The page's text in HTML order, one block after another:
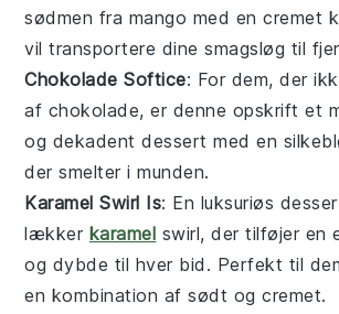
sødmen fra mango med en cremet
vil transportere dine smagsløg til
Chokolade Softice: For dem, der
af chokolade, er denne opskrift et
og dekadentdessert med en
der smelter i munden.
Karamel Swirl Is: En luksuriøs
lækker karamel swirl, der tilføjer en
og dybde til hver bid. Perfekt til
en kombination af sødt og cremet.